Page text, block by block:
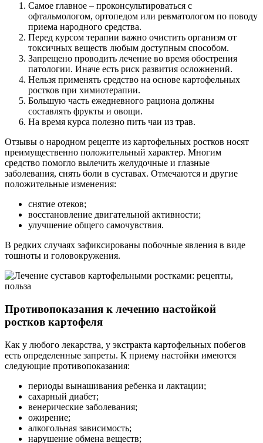
Самое главное – проконсультироваться с
офтальмологом, ортопедом или ревматологом по поводу
приема народного средства.
Перед курсом терапии важно очистить организм от
токсичных веществ любым доступным способом.
Запрещено проводить лечение во время обострения
патологии. Иначе есть риск развития осложнений.
Нельзя применять средство на основе картофельных
ростков при химиотерапии.
Большую часть ежедневного рациона должны
составлять фрукты и овощи.
На время курса полезно пить чаи из трав.
Отзывы о народном рецепте из картофельных ростков носят
преимущественно положительный характер. Многим
средство помогло вылечить желудочные и глазные
заболевания, снять боли в суставах. Отмечаются и другие
положительные изменения:
снятие отеков;
восстановление двигательной активности;
улучшение общего самочувствия.
В редких случаях зафиксированы побочные явления в виде
тошноты и головокружения.
Противопоказания к лечению настойкой
ростков картофеля
Как у любого лекарства, у экстракта картофельных побегов
есть определенные запреты. К приему настойки имеются
следующие противопоказания:
периоды вынашивания ребенка и лактации;
сахарный диабет;
венерические заболевания;
ожирение;
алкогольная зависимость;
нарушение обмена веществ;